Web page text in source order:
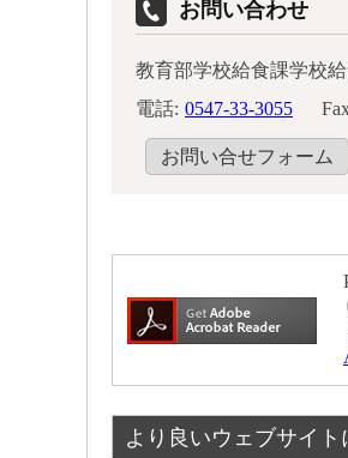
お問い合わせ
教育部学校給食課学校
電話: 0547-33-3055
お問い合せフォーム
より良いウェブサイ